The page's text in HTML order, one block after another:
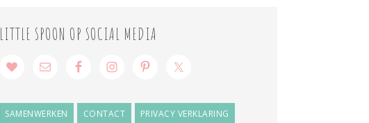
LITTLE SPOON OP SOCIAL MEDIA
SAMENWERKEN CONTACT PRIVACY VERKLARING